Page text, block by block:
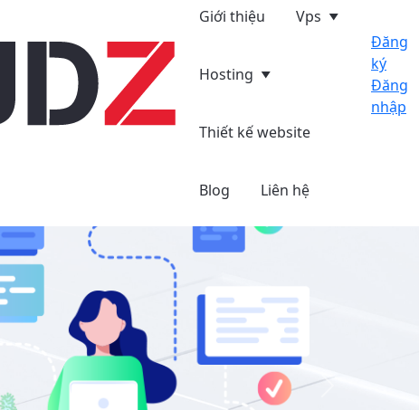
Giới thiệu Vps
Hosting
Thiết kế website
Blog Liên hệ
Đăng
ký
Đăng
nhập